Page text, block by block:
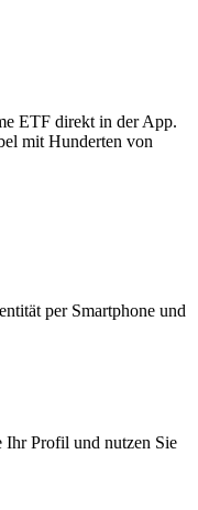
ETF direkt in der App.
mit Hunderten von
per Smartphone und
Ihr Profil und nutzen Sie